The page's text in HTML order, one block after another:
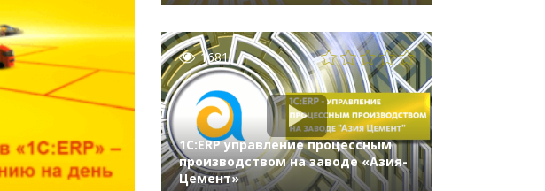
1681
1С:ERP управление процессным
производством на заводе «Азия-
Цемент»